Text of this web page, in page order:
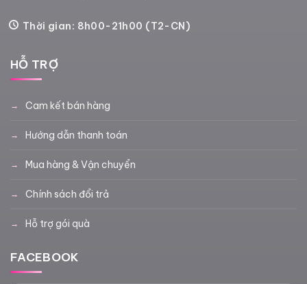
Thời gian: 8h00-21h00 (T2-CN)
HỖ TRỢ
Cam kết bán hàng
Hướng dẫn thanh toán
Mua hàng & Vận chuyển
Chính sách đổi trả
Hỗ trợ gói quà
FACEBOOK